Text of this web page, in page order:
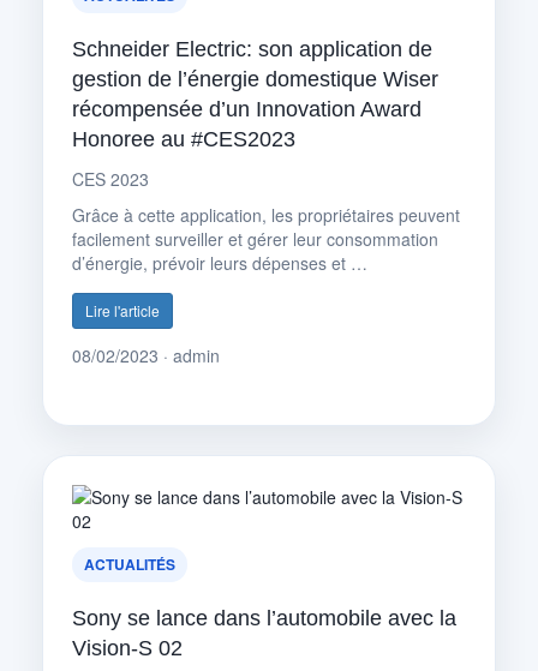
Schneider Electric: son application de
gestion de l’énergie domestique Wiser
récompensée d’un Innovation Award
Honoree au #CES2023
CES 2023
Grâce à cette application, les propriétaires peuvent
facilement surveiller et gérer leur consommation
d’énergie, prévoir leurs dépenses et …
Lire l'article
08/02/2023 · admin
ACTUALITÉS
Sony se lance dans l’automobile avec la
Vision-S 02